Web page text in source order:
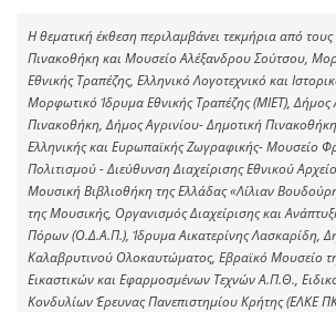
Η θεματική έκθεση περιλαμβάνει τεκμήρια από τους
Πινακοθήκη και Μουσείο Αλέξανδρου Σούτσου,
Εθνικής Τραπέζης, Ελληνικό Λογοτεχνικό και
Μορφωτικό Ίδρυμα Εθνικής Τραπέζης (ΜΙΕΤ),
Πινακοθήκη, Δήμος Αγρινίου- Δημοτική
Ελληνικής και Ευρωπαϊκής Ζωγραφικής- Μουσείο
Πολιτισμού - Διεύθυνση Διαχείρισης Εθνικού
Μουσική Βιβλιοθήκη της Ελλάδας «Λίλιαν
της Μουσικής, Οργανισμός Διαχείρισης και
Πόρων (Ο.Δ.Α.Π.), Ίδρυμα Αικατερίνης Λασκαρίδη,
Καλαβρυτινού Ολοκαυτώματος, Εβραϊκό Μουσείο
Εικαστικών και Εφαρμοσμένων Τεχνών Α.Π.Θ.,
Κονδυλίων Έρευνας Πανεπιστημίου Κρήτης (ΕΛΚΕ